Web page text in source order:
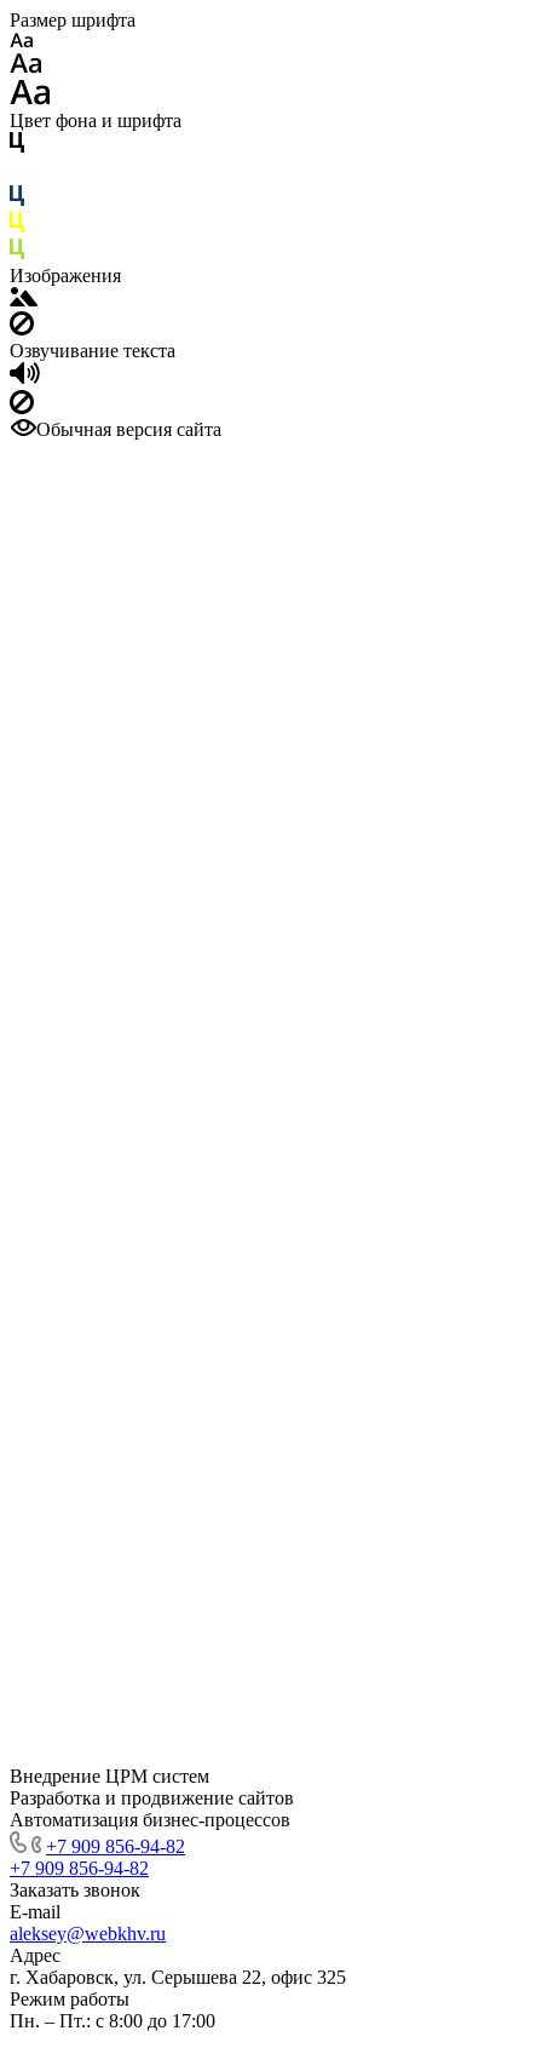
Размер шрифта
Цвет фона и шрифта
Изображения
Озвучивание текста
Обычная версия сайта
Внедрение ЦРМ систем
Разработка и продвижение сайтов
Автоматизация бизнес-процессов
+7 909 856-94-82
+7 909 856-94-82
Заказать звонок
E-mail
aleksey@webkhv.ru
Адрес
г. Хабаровск, ул. Серышева 22, офис 325
Режим работы
Пн. – Пт.: с 8:00 до 17:00